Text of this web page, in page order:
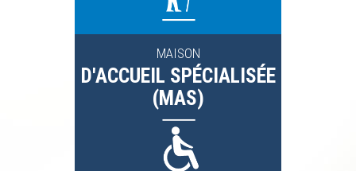
MAISON
D'ACCUEIL SPÉCIALISÉE
(MAS)